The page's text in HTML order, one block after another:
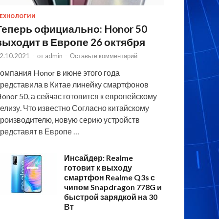
официально: Honor 50
в Европе 26 октября
- от admin - Оставьте комментарий
Honor в июне этого года
в Китае линейку смартфонов
50, а сейчас готовится к европейскому
Что известно Согласно китайскому
новую серию устройств
в Европе …
Инсайдер: Realme
готовит к выходу
смартфон Realme Q3s с
чипом Snapdragon 778G и
быстрой зарядкой на 30
Вт